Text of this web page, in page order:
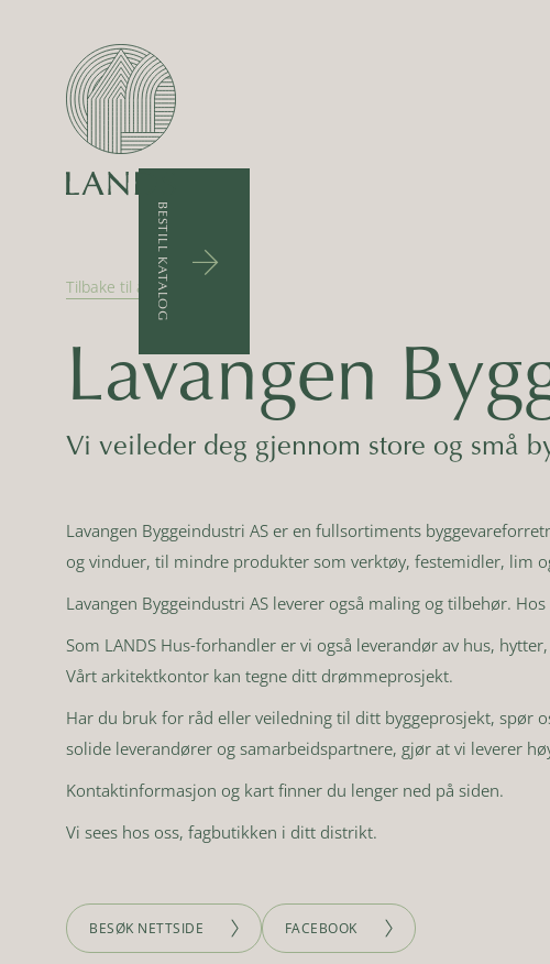
arrow_upward
BESTILL KATALOG
Tilbake til alle forhandlere
Lavangen
Vi veileder deg gjennom store og små
Lavangen Byggeindustri AS er en fullsortiments
og vinduer, til mindre produkter som verktøy, festemidler, lim
Lavangen Byggeindustri AS leverer også maling og tilbehør.
Som LANDS Hus-forhandler er vi også leverandør av hus,
Vårt arkitektkontor kan tegne ditt drømmeprosjekt.
Har du bruk for råd eller veiledning til ditt byggeprosjekt, spør
solide leverandører og samarbeidspartnere, gjør at vi leverer
Kontaktinformasjon og kart finner du lenger ned på siden.
Vi sees hos oss, fagbutikken i ditt distrikt.
BESØK NETTSIDE FACEBOOK